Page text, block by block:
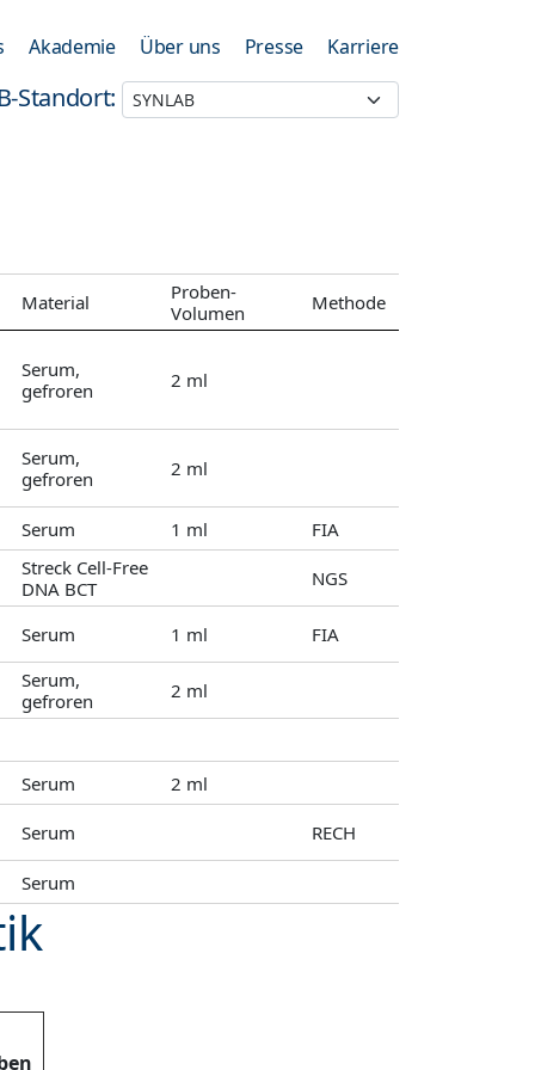
Akademie Über uns Presse Karriere
Standort:
Material
Proben-
Volumen
Methode
Serum,
gefroren
2 ml
Serum,
gefroren
2 ml
Serum 1 ml
FIA
Streck Cell-Free
DNA BCT
NGS
Serum 1 ml
FIA
Serum,
gefroren
2 ml
Serum 2 ml
Serum RECH
Serum